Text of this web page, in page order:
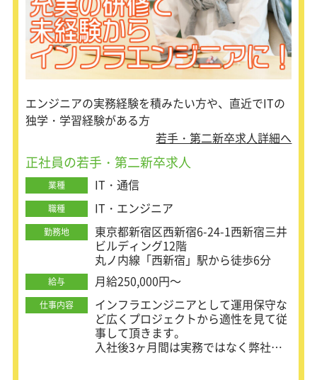
将来的には「大手金融企業のシステム
構築」や「大手通信会社のネットワー
ク設計」など、より高度な上流工程の
業務にも挑戦できます。
長していけるようサポートしていきま
す！
■充実した研修でエンジニアとしての
第一歩をサポート！
最初の1ヶ月間は、業務には携わらず
研修に集中できます。
3名の講師が「社会人としての基礎知
識」「現場で活かせるコミュニケーシ
ョン力」「インフラエンジニアの実務
スキル」などを一から丁寧に指導しま
す。
■研修後も万全のサポート体制！
研修を終えた後は、ヘルプデスクやサ
ーバー監視などのシンプルな業務から
スタート。
また、担当営業や上司との定期的な面
エンジニアの実務経験を積みたい方や、直近でITの
独学・学習経験がある方
若手・第二新卒求人詳細へ
正社員の若手・第二新卒求人
業種 IT・通信
職種 IT・エンジニア
勤務地
東京都新宿区西新宿6-24-1西新宿三井
ビルディング12階
丸ノ内線「西新宿」駅から徒歩6分
給与 月給250,000円～
仕事内容
インフラエンジニアとして運用保守な
ど広くプロジェクトから適性を見て従
事して頂きます。
入社後3ヶ月間は実務ではなく弊社の